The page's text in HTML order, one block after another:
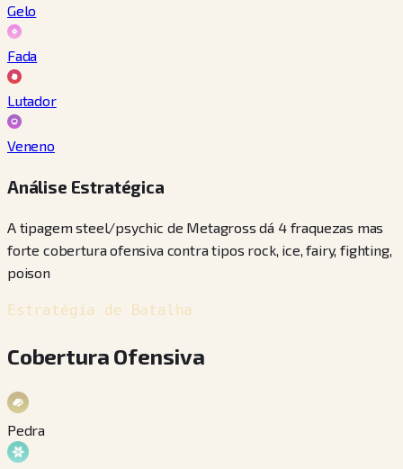
Gelo
Fada
Lutador
Veneno
Análise Estratégica
A tipagem steel/psychic de Metagross dá 4 fraquezas mas
forte cobertura ofensiva contra tipos rock, ice, fairy, fighting,
poison
Estratégia de Batalha
Cobertura Ofensiva
Pedra